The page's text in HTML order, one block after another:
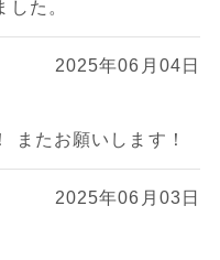
た。
2025年06月04日
またお願いします！
2025年06月03日